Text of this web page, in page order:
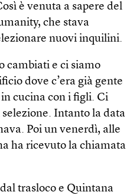
è venuta a sapere del
che stava
nuovi inquilini.
cambiati e ci siamo
dove c’era già gente
cucina con i figli. Ci
Intanto la data
Poi un venerdì, alle
ha ricevuto la chiamata
trasloco e Quintana